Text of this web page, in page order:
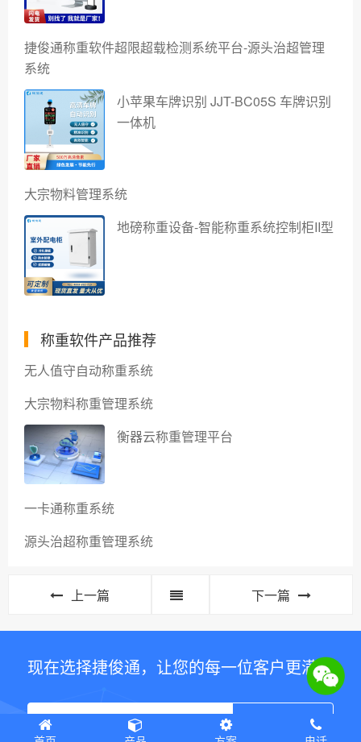
捷俊通称重软件超限超载检测系统平台-源头治超管理
系统
小苹果车牌识别 JJT-BC05S 车牌识别
一体机
大宗物料管理系统
称重软件产品推荐
无人值守自动称重系统
大宗物料称重管理系统
源头治超称重管理系统
上一篇 下一篇
现在选择捷俊通，让您的每一位客户更满意